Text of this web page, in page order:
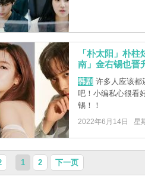
「朴太阳」朴
南」金右锡也晋
韩剧 许多人应该都
吧！小编私心很看
锡！！
2022年6月14日 星
1 2 下一页